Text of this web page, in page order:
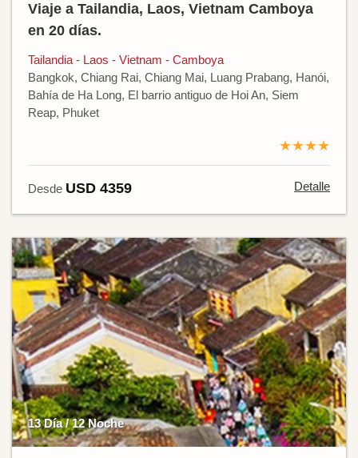
Viaje a Tailandia, Laos, Vietnam Camboya
en 20 días.
Tailandia - Laos - Vietnam - Camboya
Bangkok, Chiang Rai, Chiang Mai, Luang Prabang, Hanói,
Bahía de Ha Long, El barrio antiguo de Hoi An, Siem
Reap, Phuket
★★★★
Desde USD 4359 Detalle
13 Día / 12 Noche